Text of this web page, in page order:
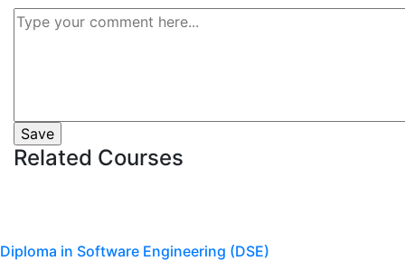
Related Courses
Diploma in Software Engineering (DSE)